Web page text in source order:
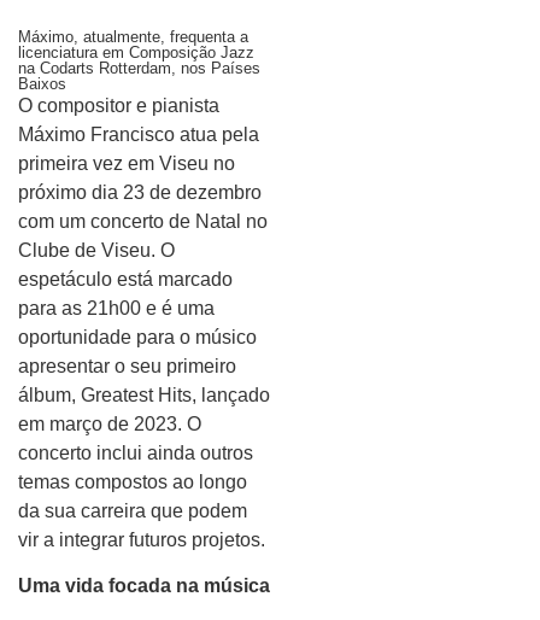
Máximo, atualmente, frequenta a
licenciatura em Composição Jazz
na Codarts Rotterdam, nos Países
Baixos
O compositor e pianista
Máximo Francisco atua pela
primeira vez em Viseu no
próximo dia 23 de dezembro
com um concerto de Natal no
Clube de Viseu. O
espetáculo está marcado
para as 21h00 e é uma
oportunidade para o músico
apresentar o seu primeiro
álbum, Greatest Hits, lançado
em março de 2023. O
concerto inclui ainda outros
temas compostos ao longo
da sua carreira que podem
vir a integrar futuros projetos.
Uma vida focada na música